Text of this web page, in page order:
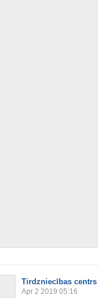
Tirdzniecības centrs
Apr 2 2019 05:16